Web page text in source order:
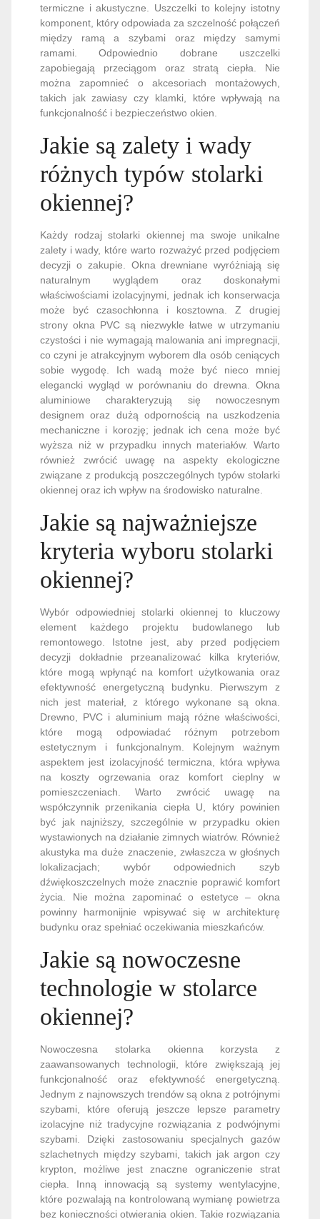
termiczne i akustyczne. Uszczelki to kolejny istotny
komponent, który odpowiada za szczelność połączeń
między ramą a szybami oraz między samymi
ramami. Odpowiednio dobrane uszczelki
zapobiegają przeciągom oraz stratą ciepła. Nie
można zapomnieć o akcesoriach montażowych,
takich jak zawiasy czy klamki, które wpływają na
funkcjonalność i bezpieczeństwo okien.
Jakie są zalety i wady
różnych typów stolarki
okiennej?
Każdy rodzaj stolarki okiennej ma swoje unikalne
zalety i wady, które warto rozważyć przed podjęciem
decyzji o zakupie. Okna drewniane wyróżniają się
naturalnym wyglądem oraz doskonałymi
właściwościami izolacyjnymi, jednak ich konserwacja
może być czasochłonna i kosztowna. Z drugiej
strony okna PVC są niezwykle łatwe w utrzymaniu
czystości i nie wymagają malowania ani impregnacji,
co czyni je atrakcyjnym wyborem dla osób ceniących
sobie wygodę. Ich wadą może być nieco mniej
elegancki wygląd w porównaniu do drewna. Okna
aluminiowe charakteryzują się nowoczesnym
designem oraz dużą odpornością na uszkodzenia
mechaniczne i korozję; jednak ich cena może być
wyższa niż w przypadku innych materiałów. Warto
również zwrócić uwagę na aspekty ekologiczne
związane z produkcją poszczególnych typów stolarki
okiennej oraz ich wpływ na środowisko naturalne.
Jakie są najważniejsze
kryteria wyboru stolarki
okiennej?
Wybór odpowiedniej stolarki okiennej to kluczowy
element każdego projektu budowlanego lub
remontowego. Istotne jest, aby przed podjęciem
decyzji dokładnie przeanalizować kilka kryteriów,
które mogą wpłynąć na komfort użytkowania oraz
efektywność energetyczną budynku. Pierwszym z
nich jest materiał, z którego wykonane są okna.
Drewno, PVC i aluminium mają różne właściwości,
które mogą odpowiadać różnym potrzebom
estetycznym i funkcjonalnym. Kolejnym ważnym
aspektem jest izolacyjność termiczna, która wpływa
na koszty ogrzewania oraz komfort cieplny w
pomieszczeniach. Warto zwrócić uwagę na
współczynnik przenikania ciepła U, który powinien
być jak najniższy, szczególnie w przypadku okien
wystawionych na działanie zimnych wiatrów. Również
akustyka ma duże znaczenie, zwłaszcza w głośnych
lokalizacjach; wybór odpowiednich szyb
dźwiękoszczelnych może znacznie poprawić komfort
życia. Nie można zapominać o estetyce – okna
powinny harmonijnie wpisywać się w architekturę
budynku oraz spełniać oczekiwania mieszkańców.
Jakie są nowoczesne
technologie w stolarce
okiennej?
Nowoczesna stolarka okienna korzysta z
zaawansowanych technologii, które zwiększają jej
funkcjonalność oraz efektywność energetyczną.
Jednym z najnowszych trendów są okna z potrójnymi
szybami, które oferują jeszcze lepsze parametry
izolacyjne niż tradycyjne rozwiązania z podwójnymi
szybami. Dzięki zastosowaniu specjalnych gazów
szlachetnych między szybami, takich jak argon czy
krypton, możliwe jest znaczne ograniczenie strat
ciepła. Inną innowacją są systemy wentylacyjne,
które pozwalają na kontrolowaną wymianę powietrza
bez konieczności otwierania okien. Takie rozwiązania